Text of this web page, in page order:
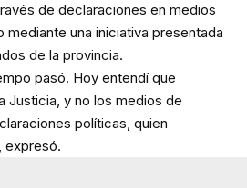
de declaraciones en medios
una iniciativa presentada
de la provincia.
pasó. Hoy entendí que
Justicia, y no los medios de
políticas, quien
expresó.